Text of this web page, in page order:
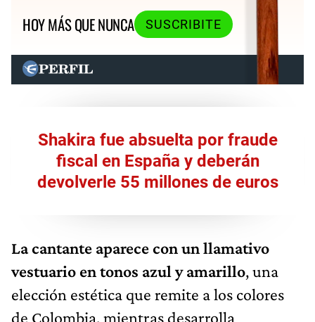
HOY MÁS QUE NUNCA
SUSCRIBITE
Shakira fue absuelta por fraude
fiscal en España y deberán
devolverle 55 millones de euros
La cantante aparece con un llamativo
vestuario en tonos azul y amarillo, una
elección estética que remite a los colores
de Colombia, mientras desarrolla